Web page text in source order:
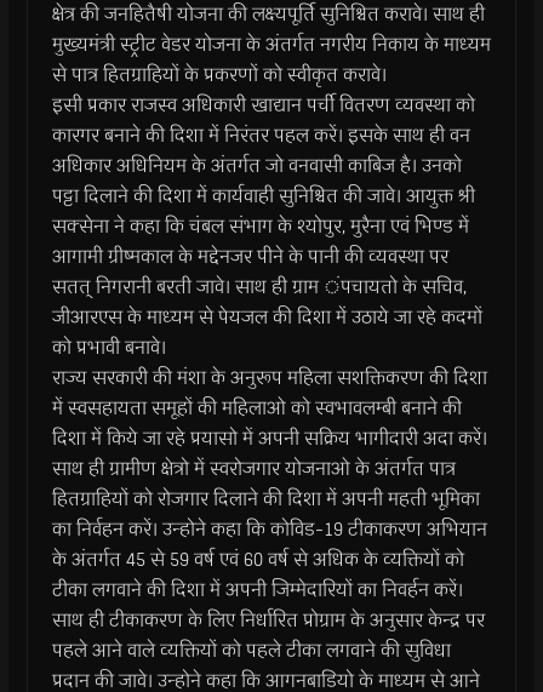
क्षेत्र की जनहितैषी योजना की लक्ष्यपूर्ति सुनिश्चित करावे। साथ ही
मुख्यमंत्री स्ट्रीट वेडर योजना के अंतर्गत नगरीय निकाय के माध्यम
से पात्र हितग्राहियों के प्रकरणों को स्वीकृत करावे।
इसी प्रकार राजस्व अधिकारी खाद्यान पर्ची वितरण व्यवस्था को
कारगर बनाने की दिशा में निरंतर पहल करें। इसके साथ ही वन
अधिकार अधिनियम के अंतर्गत जो वनवासी काबिज है। उनको
पट्टा दिलाने की दिशा में कार्यवाही सुनिश्चित की जावे। आयुक्त श्री
सक्सेना ने कहा कि चंबल संभाग के श्योपुर, मुरैना एवं भिण्ड में
आगामी ग्रीष्मकाल के मद्देनजर पीने के पानी की व्यवस्था पर
सतत् निगरानी बरती जावे। साथ ही ग्राम ंपचायतो के सचिव,
जीआरएस के माध्यम से पेयजल की दिशा में उठाये जा रहे कदमों
को प्रभावी बनावे।
राज्य सरकारी की मंशा के अनुरूप महिला सशक्तिकरण की दिशा
में स्वसहायता समूहों की महिलाओ को स्वभावलम्बी बनाने की
दिशा में किये जा रहे प्रयासो में अपनी सक्रिय भागीदारी अदा करें।
साथ ही ग्रामीण क्षेत्रो में स्वरोजगार योजनाओ के अंतर्गत पात्र
हितग्राहियों को रोजगार दिलाने की दिशा में अपनी महती भूमिका
का निर्वहन करें। उन्होने कहा कि कोविड-19 टीकाकरण अभियान
के अंतर्गत 45 से 59 वर्ष एवं 60 वर्ष से अधिक के व्यक्तियों को
टीका लगवाने की दिशा में अपनी जिम्मेदारियों का निवर्हन करें।
साथ ही टीकाकरण के लिए निर्धारित प्रोग्राम के अनुसार केन्द्र पर
पहले आने वाले व्यक्तियों को पहले टीका लगवाने की सुविधा
प्रदान की जावे। उन्होने कहा कि आगनबाडियो के माध्यम से आने